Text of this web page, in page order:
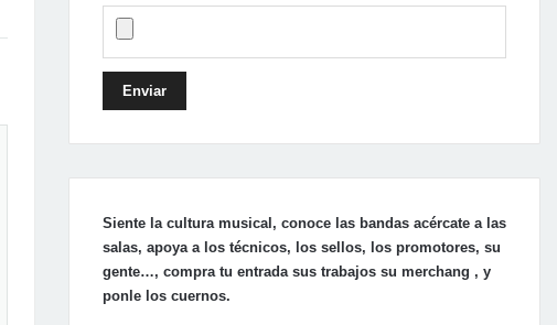
Enviar
Siente la cultura musical, conoce las bandas acércate a las
salas, apoya a los técnicos, los sellos, los promotores, su
gente…, compra tu entrada sus trabajos su merchang , y
ponle los cuernos.